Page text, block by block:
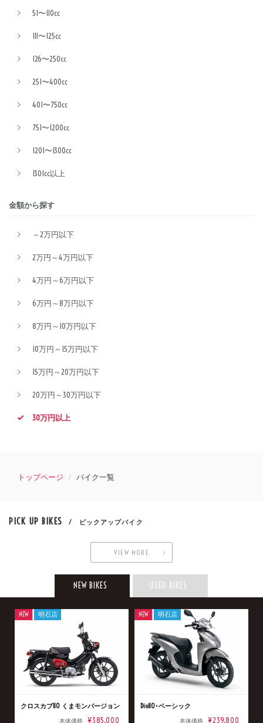
51〜110cc
111〜125cc
126〜250cc
251〜400cc
401〜750cc
751〜1200cc
1201〜1300cc
1301cc以上
金額から探す
～2万円以下
2万円～4万円以下
4万円～6万円以下
6万円～8万円以下
8万円～10万円以下
10万円～15万円以下
15万円～20万円以下
20万円～30万円以下
30万円以上
トップページ バイク一覧
PICK UP BIKES / ピックアップバイク
VIEW MORE
NEW BIKES USED BIKES
クロスカブ110 くまモンバージョン
本体価格 ¥385,000
NEW 明石店
Dio110･ベーシック
本体価格 ¥239,800
NEW 明石店